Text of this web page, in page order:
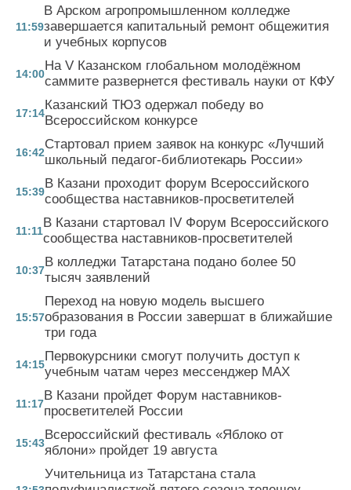
11:59
В Арском агропромышленном колледже
завершается капитальный ремонт общежития
и учебных корпусов
14:00
На V Казанском глобальном молодёжном
саммите развернется фестиваль науки от КФУ
17:14
Казанский ТЮЗ одержал победу во
Всероссийском конкурсе
16:42
Стартовал прием заявок на конкурс «Лучший
школьный педагог-библиотекарь России»
15:39
В Казани проходит форум Всероссийского
сообщества наставников-просветителей
11:11
В Казани стартовал IV Форум Всероссийского
сообщества наставников-просветителей
10:37
В колледжи Татарстана подано более 50
тысяч заявлений
15:57
Переход на новую модель высшего
образования в России завершат в ближайшие
три года
14:15
Первокурсники смогут получить доступ к
учебным чатам через мессенджер MAX
11:17
В Казани пройдет Форум наставников-
просветителей России
15:43
Всероссийский фестиваль «Яблоко от
яблони» пройдет 19 августа
Учительница из Татарстана стала